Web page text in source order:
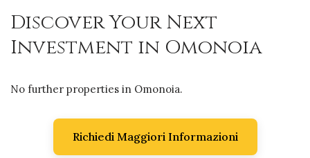
Discover Your Next
Investment in Omonoia
No further properties in Omonoia.
Richiedi Maggiori Informazioni